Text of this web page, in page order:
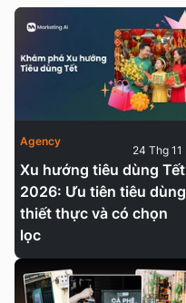
Xu hướng tiêu dùng Tết
2026: Ưu tiên tiêu dùng
thiết thực và có chọn
lọc
Agency
24 Thg 11